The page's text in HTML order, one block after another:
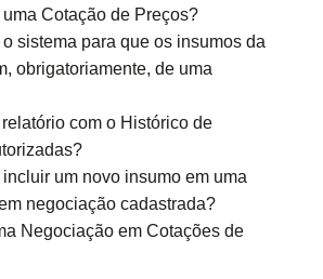
Cotação de Preços?
sistema para que os insumos da
obrigatoriamente, de uma
com o Histórico de
um novo insumo em uma
negociação cadastrada?
Negociação em Cotações de